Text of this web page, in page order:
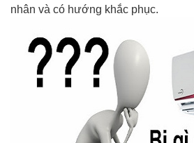
nhân và có hướng khắc phục.